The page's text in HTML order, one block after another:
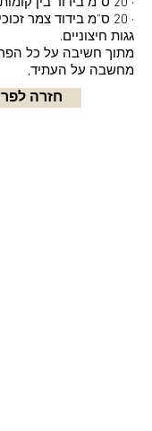
גגות חיצוניים.
מתוך חשיבה על כל
מחשבה על העתיד,
חזרה